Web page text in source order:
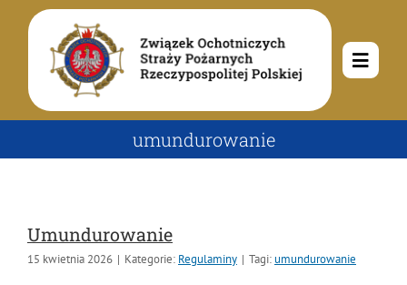
Przejdź
zawartości
Toggle
Rodowód
Kalendarz wydarzeń
Ochotnicze Straże Pożarne
umundurowanie
Umundurowanie
15 kwietnia 2026 | Kategorie: Regulaminy | Tagi:umundurowanie